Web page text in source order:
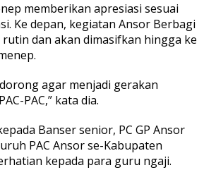
memberikan apresiasi sesuai
Ke depan, kegiatan Ansor Berbagi
dan akan dimasifkan hingga ke
agar menjadi gerakan
PAC,” kata dia.
Banser senior, PC GP Ansor
PAC Ansor se-Kabupaten
kepada para guru ngaji.